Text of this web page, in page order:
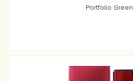
Portfolio Green